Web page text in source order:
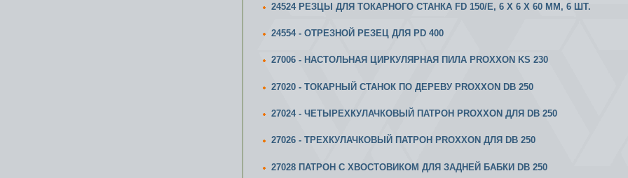
24524 РЕЗЦЫ ДЛЯ ТОКАРНОГО СТАНКА FD 150/Е, 6 X 6 X 60 ММ, 6 ШТ.
24554 - ОТРЕЗНОЙ РЕЗЕЦ ДЛЯ PD 400
27006 - НАСТОЛЬНАЯ ЦИРКУЛЯРНАЯ ПИЛА PROXXON KS 230
27020 - ТОКАРНЫЙ СТАНОК ПО ДЕРЕВУ PROXXON DB 250
27024 - ЧЕТЫРЕХКУЛАЧКОВЫЙ ПАТРОН PROXXON ДЛЯ DB 250
27026 - ТРЕХКУЛАЧКОВЫЙ ПАТРОН PROXXON ДЛЯ DB 250
27028 ПАТРОН С ХВОСТОВИКОМ ДЛЯ ЗАДНЕЙ БАБКИ DB 250